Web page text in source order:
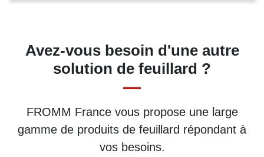
Avez-vous besoin d'une autre
solution de feuillard ?
FROMM France vous propose une large
gamme de produits de feuillard répondant à
vos besoins.